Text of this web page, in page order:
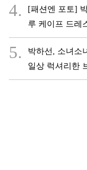
4.
[패션엔 포토]
루 케이프 드레
5.
박하선, 소녀소
일상 럭셔리한